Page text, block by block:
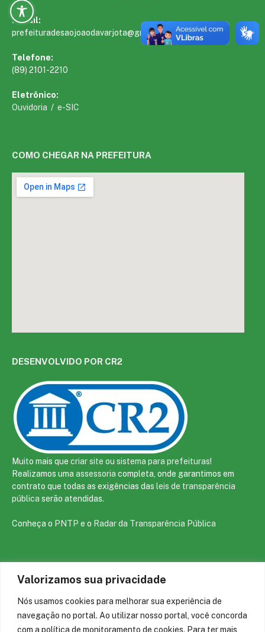
Valorizamos sua privacidade
Nós usamos cookies para melhorar sua experiência de
navegação no portal. Ao utilizar nosso portal, você concorda
com a política de monitoramento de cookies. Para ter mais
E-mail:
prefeituradesaojoaodavarjota@gmail.com
Telefone:
(89) 2101-2210
Eletrônico:
Ouvidoria / e-SIC
COMO CHEGAR NA PREFEITURA
DESENVOLVIDO POR CR2
Muito mais que criar site ou sistema para prefeituras!
Realizamos uma assessoria completa, onde garantimos em
contrato que todas as exigências das leis de transparência
pública serão atendidas.
Conheça o PNTP e o Radar da Transparência Pública
Todos os direitos reservados a prefeitura de São João da Varjota
Mapa do Site
Acessar Área Administrativa
Acessar o Webmail